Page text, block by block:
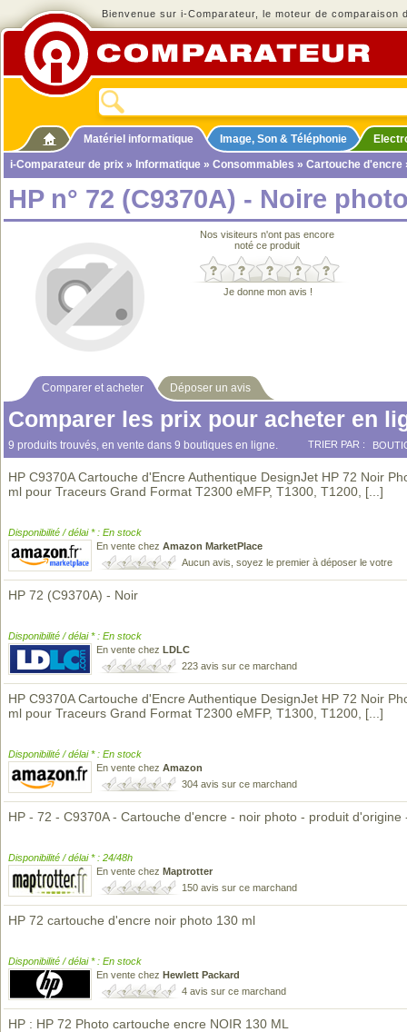
Bienvenue sur i-Comparateur, le moteur de comparaison
Matériel informatique Image, Son & Téléphonie
i-Comparateur de prix » Informatique » Consommables » Cartouche d'encre
HP n° 72 (C9370A) - Noire
Nos visiteurs n'ont pas encore
noté ce produit
Je donne mon avis !
Comparer et acheter Déposer un avis
Comparer les prix pour acheter en
9 produits trouvés, en vente dans 9 boutiques en ligne. TRIER PAR :
HP C9370A Cartouche d'Encre Authentique DesignJet HP 72 Noir
ml pour Traceurs Grand Format T2300 eMFP, T1300, T1200, [...]
Disponibilité / délai * : En stock
En vente chez Amazon MarketPlace
Aucun avis, soyez le premier à déposer le votre
HP 72 (C9370A) - Noir
Disponibilité / délai * : En stock
En vente chez LDLC
223 avis sur ce marchand
HP C9370A Cartouche d'Encre Authentique DesignJet HP 72 Noir
ml pour Traceurs Grand Format T2300 eMFP, T1300, T1200, [...]
Disponibilité / délai * : En stock
En vente chez Amazon
304 avis sur ce marchand
HP - 72 - C9370A - Cartouche d'encre - noir photo - produit d'origine
Disponibilité / délai * : 24/48h
En vente chez Maptrotter
150 avis sur ce marchand
HP 72 cartouche d'encre noir photo 130 ml
Disponibilité / délai * : En stock
En vente chez Hewlett Packard
4 avis sur ce marchand
HP : HP 72 Photo cartouche encre NOIR 130 ML